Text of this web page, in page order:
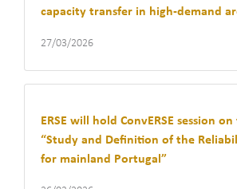
capacity transfer in high-demand
27/03/2026
ERSE will hold ConvERSE session
“Study and Definition of the
for mainland Portugal”